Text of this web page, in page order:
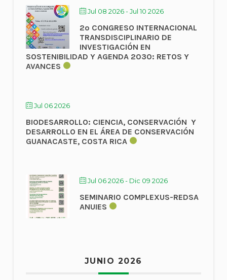
Jul 08 2026- Jul 10 2026
2º CONGRESO INTERNACIONAL
TRANSDISCIPLINARIO DE
INVESTIGACIÓN EN
SOSTENIBILIDAD Y AGENDA 2030: RETOS Y
AVANCES
Jul 06 2026
BIODESARROLLO: CIENCIA, CONSERVACIÓN Y
DESARROLLO EN EL ÁREA DE CONSERVACIÓN
GUANACASTE, COSTA RICA
Jul 06 2026- Dic 09 2026
SEMINARIO COMPLEXUS-REDSA
ANUIES
JUNIO 2026